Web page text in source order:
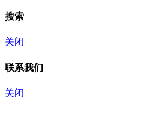
搜索
关闭
联系我们
关闭